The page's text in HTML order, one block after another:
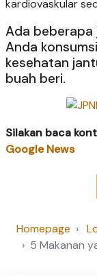
kardiovaskular
Ada beberapa
Anda
kesehatan
buah beri.
Silakan baca
Google News
Homepage
5 Makanan